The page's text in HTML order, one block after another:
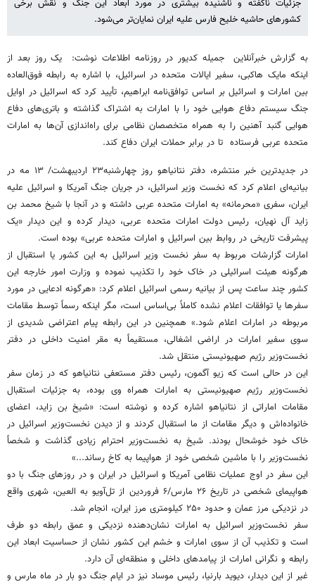
جزئیات ناگفته و ناشنیده بیشتری در مورد ابعاد این جنگ و نقش برخی
کشورهای حاشیه خلیح فارس علیه ایران نمایان‌تر می‌شود.
به گزارش خبرآنلاین جمیله کدیور در روزنامه اطلاعات نوشت: یک روز بعد از
اینکه مایک هاکبی، سفیر ایالات متحده در اسرائیل، با اشاره به رابطه فوق‌العاده
بین امارات و اسرائیل بر اساس توافق‌نامه ابراهیم، تأیید کرد که اسرائیل در اوایل
جنگ سیستم دفاع هوایی خود را با امارات به اشتراک گذاشته و باتری‌های دفاع
هوایی گنبد آهنین را به همراه متخصصان نظامی برای راه‌اندازی آن‌ها به امارات
متحده عربی فرستاده تا در برابر حملات ایران دفاع کند.
در جدیدترین خبر منتشره، دفتر نتانیاهو روز چهارشنبه۲۳ اردیبهشت/ ۱۳ مه در
بیانیه‌ای اعلام کرد که نخست وزیر اسرائیل، در جریان جنگ آمریکا و اسرائیل علیه
ایران، سفری «محرمانه» به امارات متحده عربی داشته و در آنجا با شیخ محمد بن
زاید آل نهیان، رئیس دولت امارات متحده عربی، دیدار کرده و این دیدار «یک
پیشرفت تاریخی در روابط بین اسرائیل و امارات متحده عربی» بوده است.
امارات گزارشات مربوط به سفر نخست وزیر اسرائیل به این کشور یا استقبال از
هرگونه هیئت اسرائیلی در خاک خود را تکذیب نموده و وزارت امور خارجه این
کشور چند ساعت پس از بیانیه رسمی اسرائیل اعلام کرد: «هرگونه ادعایی در مورد
سفرها یا توافقات اعلام نشده کاملاً بی‌اساس است، مگر اینکه رسماً توسط مقامات
مربوطه در امارات اعلام شود.» همچنین در این رابطه پیام اعتراضی شدیدی از
سوی سفیر امارات در اراضی اشغالی، مستقیماً به مقر امنیت داخلی در دفتر
نخست‌وزیر رژیم صهیونیستی منتقل شد.
این در حالی است که زیو آگمون، رئیس دفتر مستعفی نتانیاهو که در زمان سفر
نخست‌وزیر رژیم صهیونیستی به امارات همراه وی بوده، به جزئیات استقبال
مقامات اماراتی از نتانیاهو اشاره کرده و نوشته است: «شیخ بن زاید، اعضای
خانواده‌اش و دیگر مقامات از ما استقبال کردند و از دیدن نخست‌وزیر اسرائیل در
خاک خود خوشحال بودند. شیخ به نخست‌وزیر احترام زیادی گذاشت و شخصاً
نخست‌وزیر را با ماشین شخصی خود از هواپیما به کاخ رساند...»
این سفر در اوج عملیات نظامی آمریکا و اسرائیل در ایران و در روزهای جنگ با دو
هواپیمای شخصی در تاریخ ۲۶ مارس/۶ فروردین از تل‌آویو به العین، شهری واقع
در نزدیکی مرز عمان و حدود ۲۵۰ کیلومتری مرز ایران، انجام شد.
سفر نخست‌وزیر اسرائیل به امارات نشان‌دهنده نزدیکی و عمق رابطه دو طرف
است و تکذیب آن از سوی امارات و خشم این کشور نشان از حساسیت ابعاد این
رابطه و نگرانی امارات از پیامدهای داخلی و منطقه‌ای آن دارد.
غیر از این دیدار، دیوید بارنیا، رئیس موساد نیز در ایام جنگ دو بار در ماه مارس و